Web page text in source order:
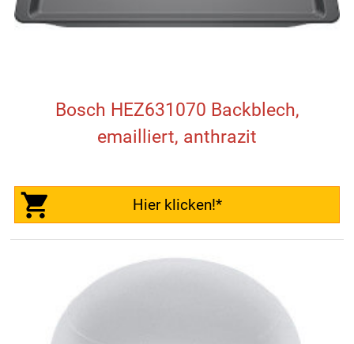
Bosch HEZ631070 Backblech,
emailliert, anthrazit
Hier klicken!*